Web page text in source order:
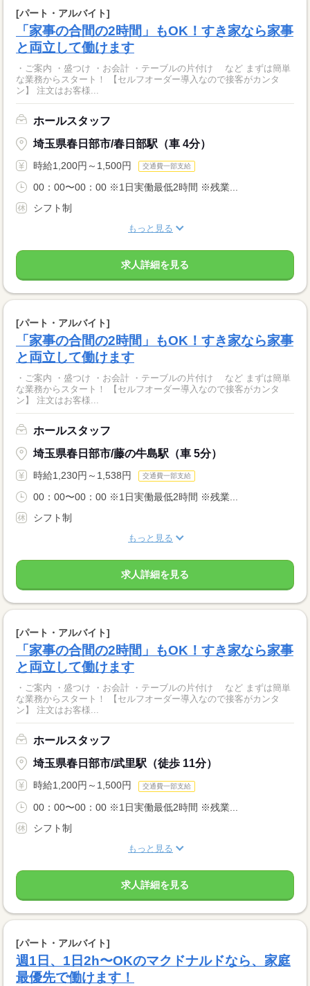
[パート・アルバイト]
「家事の合間の2時間」もOK！すき家なら家事
と両立して働けます
・ご案内 ・盛つけ ・お会計 ・テーブルの片付け など まずは簡単
な業務からスタート！ 【セルフオーダー導入なので接客がカンタ
ン】 注文はお客様...
ホールスタッフ
埼玉県春日部市/春日部駅（車 4分）
時給1,200円～1,500円 交通費一部支給
00：00〜00：00 ※1日実働最低2時間 ※残業...
シフト制
もっと見る
求人詳細を見る
[パート・アルバイト]
「家事の合間の2時間」もOK！すき家なら家事
と両立して働けます
・ご案内 ・盛つけ ・お会計 ・テーブルの片付け など まずは簡単
な業務からスタート！ 【セルフオーダー導入なので接客がカンタ
ン】 注文はお客様...
ホールスタッフ
埼玉県春日部市/藤の牛島駅（車 5分）
時給1,230円～1,538円 交通費一部支給
00：00〜00：00 ※1日実働最低2時間 ※残業...
シフト制
もっと見る
求人詳細を見る
[パート・アルバイト]
「家事の合間の2時間」もOK！すき家なら家事
と両立して働けます
・ご案内 ・盛つけ ・お会計 ・テーブルの片付け など まずは簡単
な業務からスタート！ 【セルフオーダー導入なので接客がカンタ
ン】 注文はお客様...
ホールスタッフ
埼玉県春日部市/武里駅（徒歩 11分）
時給1,200円～1,500円 交通費一部支給
00：00〜00：00 ※1日実働最低2時間 ※残業...
シフト制
もっと見る
求人詳細を見る
[パート・アルバイト]
週1日、1日2h〜OKのマクドナルドなら、家庭
最優先で働けます！